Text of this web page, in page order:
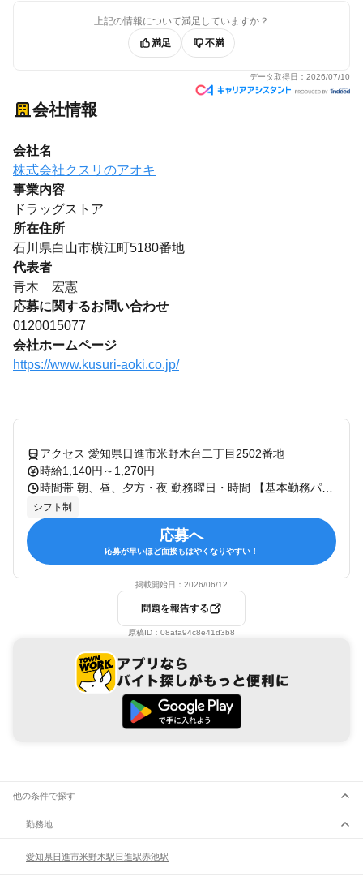
上記の情報について満足していますか？
満足
不満
データ取得日： 2026/07/10
会社情報
会社名
株式会社クスリのアオキ
事業内容
ドラッグストア
所在住所
石川県白山市横江町5180番地
代表者
青木 宏憲
応募に関するお問い合わせ
0120015077
会社ホームページ
https://www.kusuri-aoki.co.jp/
アクセス 愛知県日進市米野木台二丁目2502番地
時給1,140円～1,270円
シフト制
応募へ
応募が早いほど面接もはやくなりやすい！
掲載開始日： 2026/06/12
問題を報告する
原稿ID： 08afa94c8e41d3b8
他の条件で探す
勤務地
愛知県 日進市米野木駅 日進駅赤池駅